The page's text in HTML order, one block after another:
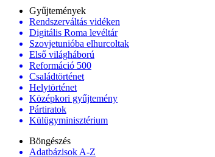
Gyűjtemények
Rendszerváltás vidéken
Digitális Roma levéltár
Szovjetunióba elhurcoltak
Első világháború
Reformáció 500
Családtörténet
Helytörténet
Középkori gyűjtemény
Pártiratok
Külügyminisztérium
Böngészés
Adatbázisok A-Z